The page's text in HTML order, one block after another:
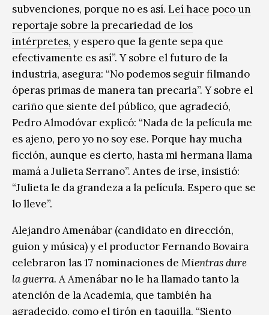
subvenciones, porque no es así. Leí hace poco un
reportaje sobre la precariedad de los
intérpretes, y espero que la gente sepa que
efectivamente es así”. Y sobre el futuro de la
industria, asegura: “No podemos seguir filmando
óperas primas de manera tan precaria”. Y sobre el
cariño que siente del público, que agradeció,
Pedro Almodóvar explicó: “Nada de la película me
es ajeno, pero yo no soy ese. Porque hay mucha
ficción, aunque es cierto, hasta mi hermana llama
mamá a Julieta Serrano”. Antes de irse, insistió:
“Julieta le da grandeza a la película. Espero que se
lo lleve”.
Alejandro Amenábar (candidato en dirección,
guion y música) y el productor Fernando Bovaira
celebraron las 17 nominaciones de Mientras dure
la guerra. A Amenábar no le ha llamado tanto la
atención de la Academia, que también ha
agradecido, como el tirón en taquilla. “Siento